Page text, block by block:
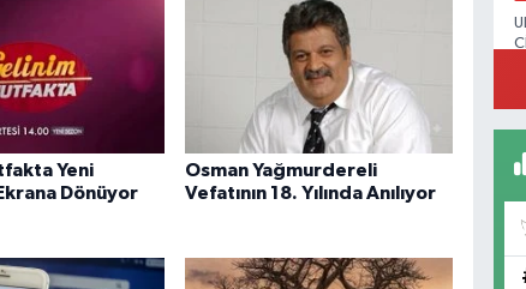
Yeni
Dönüyor
Osman Yağmurdereli
Vefatının 18. Yılında Anılıyor